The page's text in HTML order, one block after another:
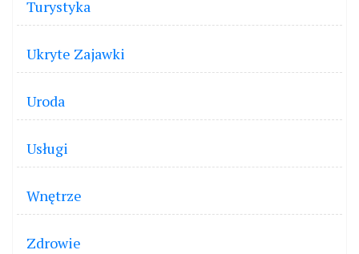
Turystyka
Ukryte Zajawki
Uroda
Usługi
Wnętrze
Zdrowie